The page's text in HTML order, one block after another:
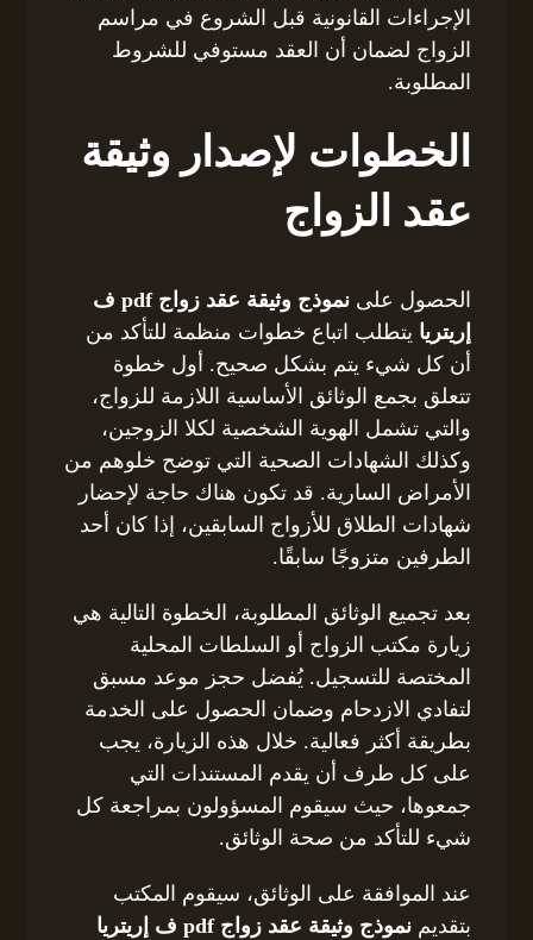
الإجراءات القانونية قبل الشروع في مراسم
الزواج لضمان أن العقد مستوفي للشروط
المطلوبة.
الخطوات لإصدار وثيقة
عقد الزواج
الحصول على
نموذج وثيقة عقد زواج pdf ف
إريتريا يتطلب اتباع خطوات منظمة للتأكد من
أن كل شيء يتم بشكل صحيح. أول خطوة
تتعلق بجمع الوثائق الأساسية اللازمة للزواج،
والتي تشمل الهوية الشخصية لكلا الزوجين،
وكذلك الشهادات الصحية التي توضح خلوهم من
الأمراض السارية. قد تكون هناك حاجة لإحضار
شهادات الطلاق للأزواج السابقين، إذا كان أحد
الطرفين متزوجًا سابقًا.
بعد تجميع الوثائق المطلوبة، الخطوة التالية هي
زيارة مكتب الزواج أو السلطات المحلية
المختصة للتسجيل. يُفضل حجز موعد مسبق
لتفادي الازدحام وضمان الحصول على الخدمة
بطريقة أكثر فعالية. خلال هذه الزيارة، يجب
على كل طرف أن يقدم المستندات التي
جمعوها، حيث سيقوم المسؤولون بمراجعة كل
شيء للتأكد من صحة الوثائق.
عند الموافقة على الوثائق، سيقوم المكتب
بتقديمنموذج وثيقة عقد زواج pdf ف إريتريا